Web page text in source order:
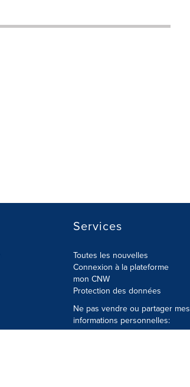
Services
Toutes les nouvelles
Connexion à la plateforme
mon CNW
Protection des données
Ne pas vendre ou partager mes
informations personnelles: